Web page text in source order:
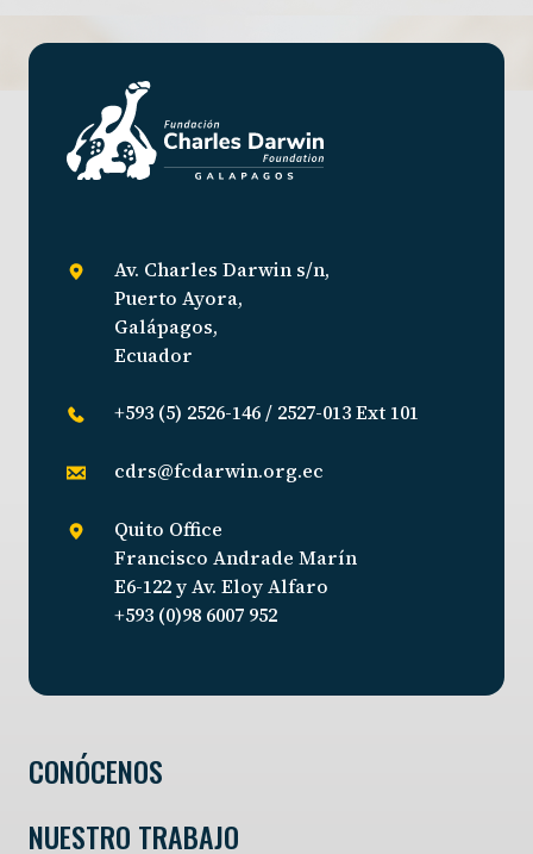
Av. Charles Darwin s/n,
Puerto Ayora,
Galápagos,
Ecuador
+593 (5) 2526-146 / 2527-013 Ext 101
cdrs@fcdarwin.org.ec
Quito Office
Francisco Andrade Marín
E6-122 y Av. Eloy Alfaro
+593 (0)98 6007 952
CONÓCENOS
NUESTRO TRABAJO